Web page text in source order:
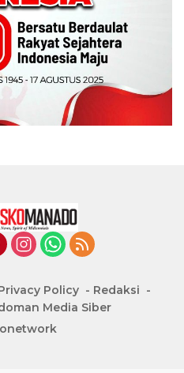
Policy
Redaksi
Media Siber